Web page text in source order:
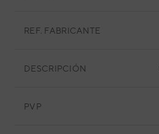
REF. FABRICANTE
DESCRIPCIÓN
PVP